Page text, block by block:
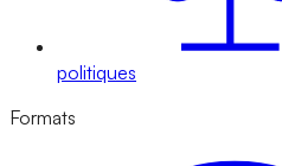
politiques
Formats